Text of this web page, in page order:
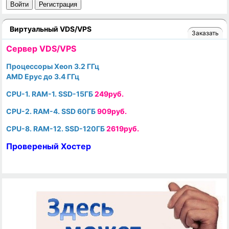
Войти Регистрация
Виртуальный VDS/VPS Заказать
Cервер VDS/VPS
Процессоры Xeon 3.2 ГГц
AMD Epyc до 3.4 ГГц
CPU-1. RAM-1. SSD-15ГБ249руб.
CPU-2. RAM-4. SSD 60ГБ909руб.
CPU-8. RAM-12. SSD-120ГБ2619руб.
Провереный Хостер